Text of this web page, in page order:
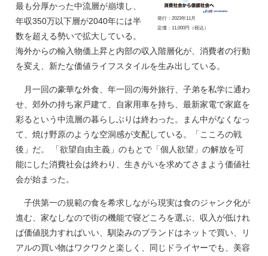
発行：2023年11月
定価：11,000円（税込）
最も分厚かった中流層が崩壊し、
年収350万以下層が2040年には半
数を超える勢いで拡大している。
海外からの輸入物価上昇と内部の収入階層化が、消費者の行動
を変え、新たな価値ライフスタイルを生み出している。
月一回の豪華な外食、年一回の海外旅行、子弟を私学に通わ
せ、郊外の持ち家戸建て、自家用車を持ち、最新家電で家庭を
彩るという中流層の暮らしぶりは終わった。まん中がなくなっ
て、焼け野原のような空洞感が支配している。「こころの戦
後」だ。 「欲望自由主義」のもとで「個人欲望」の解放を可
能にした消費社会は終わり、生きがいを求めてさまよう価値社
会が始まった。
子供第一の規範の食を希求しながら現実は食のジャンク化が
進む、家なしなので街の機能で寝どころを選ぶ、収入が低けれ
ば価値脱力すればいい、馴染みのブランドはネットで買い、リ
アルの買い物はワクワクと楽しく、同じドライヤーでも、美容